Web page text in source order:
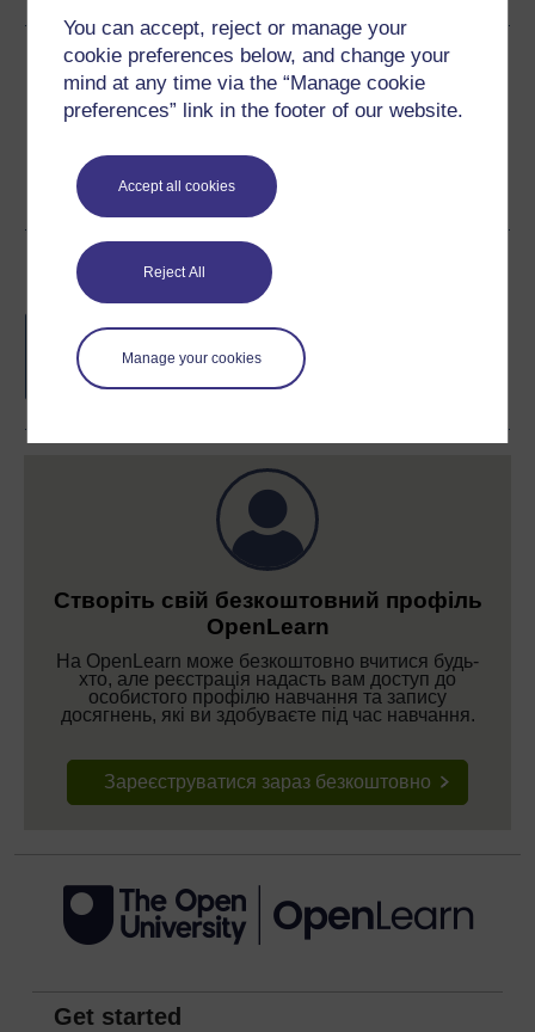
You can accept, reject or manage your
cookie preferences below, and change your
mind at any time via the “Manage cookie
preferences” link in the footer of our website.
Accept all cookies
Reject All
Manage your cookies
Поділитися цим безкоштовним
курсом
Відзнаки за курс
після проходження цих курсів.
Створіть свій безкоштовний профіль
OpenLearn
На OpenLearn може безкоштовно вчитися будь-
хто, але реєстрація надасть вам доступ до
особистого профілю навчання та запису
досягнень, які ви здобуваєте під час навчання.
Зареєструватися зараз безкоштовно
Get started